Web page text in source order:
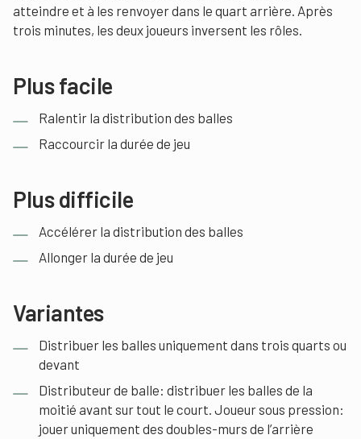
atteindre et à les renvoyer dans le quart arrière. Après
trois minutes, les deux joueurs inversent les rôles.
Plus facile
Ralentir la distribution des balles
Raccourcir la durée de jeu
Plus difficile
Accélérer la distribution des balles
Allonger la durée de jeu
Variantes
Distribuer les balles uniquement dans trois quarts ou
devant
Distributeur de balle: distribuer les balles de la
moitié avant sur tout le court. Joueur sous pression:
jouer uniquement des doubles-murs de l’arrière